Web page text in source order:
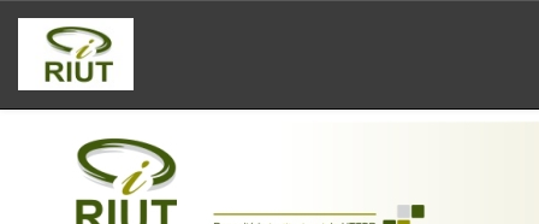
Skip
navigation